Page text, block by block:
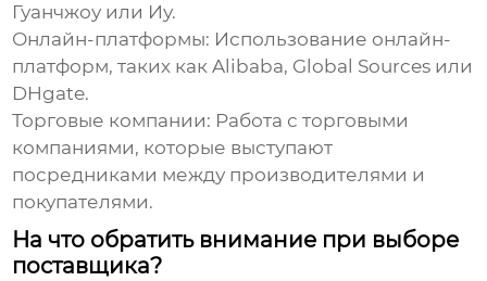
Гуанчжоу или Иу.
Онлайн-платформы: Использование онлайн-
платформ, таких как Alibaba, Global Sources или
DHgate.
Торговые компании: Работа с торговыми
компаниями, которые выступают
посредниками между производителями и
покупателями.
На что обратить внимание при выборе
поставщика?